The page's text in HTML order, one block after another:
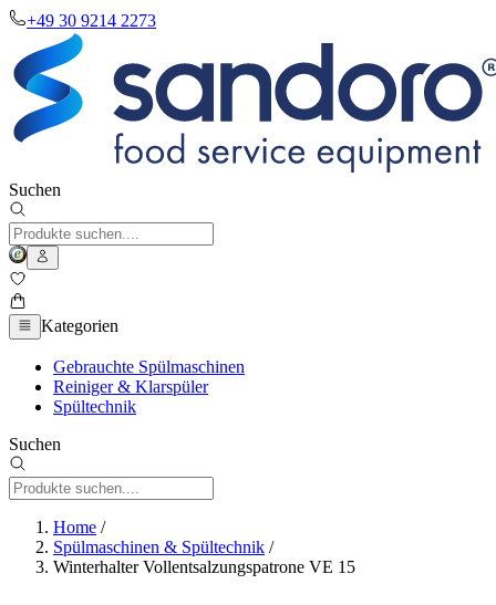
+49 30 9214 2273
Suchen
Kategorien
Gebrauchte Spülmaschinen
Reiniger & Klarspüler
Spültechnik
Suchen
Home /
Spülmaschinen & Spültechnik /
Winterhalter Vollentsalzungspatrone VE 15